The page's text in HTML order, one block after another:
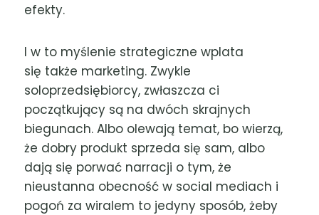
efekty.
I w to myślenie strategiczne wplata
się także marketing. Zwykle
soloprzedsiębiorcy, zwłaszcza ci
początkujący są na dwóch skrajnych
biegunach. Albo olewają temat, bo wierzą,
że dobry produkt sprzeda się sam, albo
dają się porwać narracji o tym, że
nieustanna obecność w social mediach i
pogoń za wiralem to jedyny sposób, żeby